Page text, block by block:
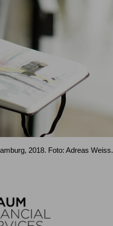
2018. Foto: Adreas Weiss.